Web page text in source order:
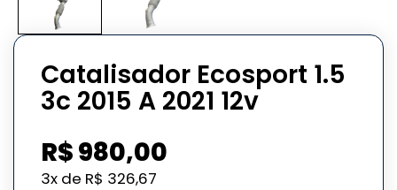
Catalisador Ecosport 1.5
3c 2015 A 2021 12v
R$980,00
3x de R$ 326,67